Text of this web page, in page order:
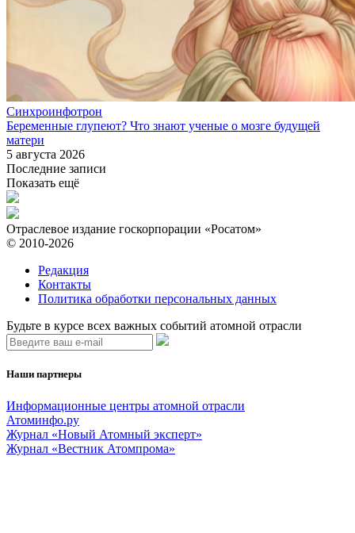
Синхроинфотрон
Беременные глупеют? Что знают ученые о мозге будущей
матери
5 августа 2026
Последние записи
Показать ещё
Отраслевое издание госкорпорации «Росатом»
© 2010-2026
Редакция
Контакты
Политика обработки персональных данных
Будьте в курсе всех важных событий атомной отрасли
Наши партнеры
Информационные центры атомной отрасли
Атоминфо.ру
Журнал «Новый Атомный эксперт»
Журнал «Вестник Атомпрома»